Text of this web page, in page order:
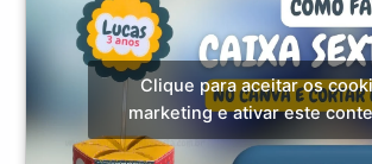
Clique para aceitar os
marketing e ativar este